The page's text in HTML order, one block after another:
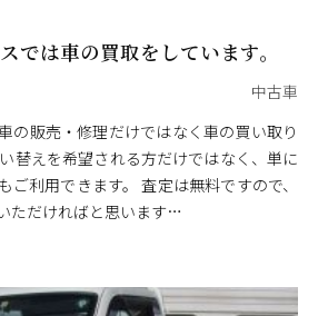
では車の買取をしています。
中古車
の販売・修理だけではなく車の買い取り
替えを希望される方だけではなく、単に
ご利用できます。 査定は無料ですので、
ただければと思います…